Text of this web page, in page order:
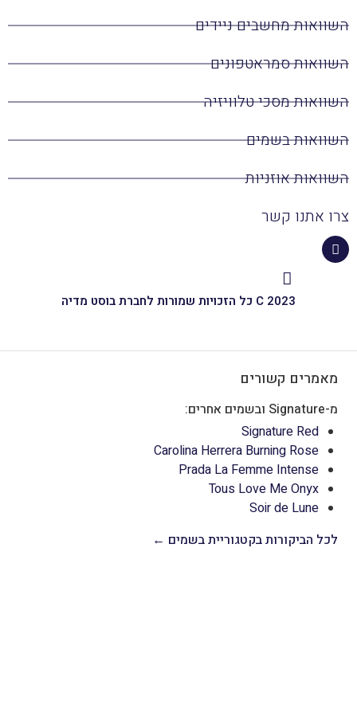
השוואות מחשבים ניידים
השוואות סמראטפונים
השוואות מסכי טלוויזיה
השוואות בשמים
השוואות אוזניות
צרו אתנו קשר
C 2023 כל הזכויות שמורות לחברת בוסט מדיה
מאמרים קשורים
מ-Signature ובשמים אחרים:
Signature Red
Carolina Herrera Burning Rose
Prada La Femme Intense
Tous Love Me Onyx
Soir de Lune
לכל הביקורות בקטגוריית בשמים ←